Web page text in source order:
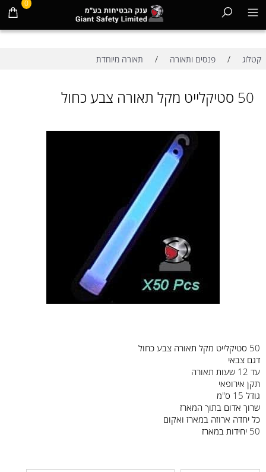
0
קטלוג / פנסים ותאורה / תאורה מיוחדת
50 סטיקלייט מקל תאורה צבע כחול
50 סטיקלייט מקל תאורה צבע כחול
דגם צבאי
עד 12 שעות תאורה
תקן אירופאי
גודל 15 ס"מ
שרוך אדום בתוך המארז
כל יחדה ארוזה במארז ואקום
50 יחידות במארז